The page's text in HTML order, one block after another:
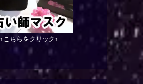
↑こちらをクリック↑